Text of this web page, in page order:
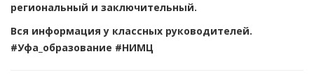
региональный и заключительный.
Вся информация у классных руководителей.
#Уфа_образование #НИМЦ